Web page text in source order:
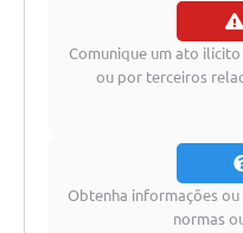
Comunique um ato
ou por terceiros
Obtenha informações
normas